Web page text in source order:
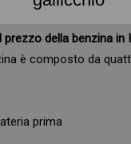
della benzina in
è composto da
prima